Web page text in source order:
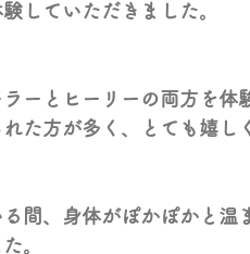
していただきました。
ーとヒーリーの両方を体
た方が多く、とても嬉し
間、身体がぽかぽかと温
。